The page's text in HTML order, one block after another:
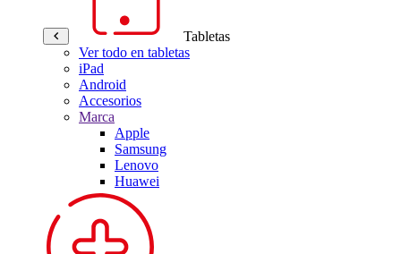
Tabletas
Ver todo en tabletas
iPad
Android
Accesorios
Marca
Apple
Samsung
Lenovo
Huawei